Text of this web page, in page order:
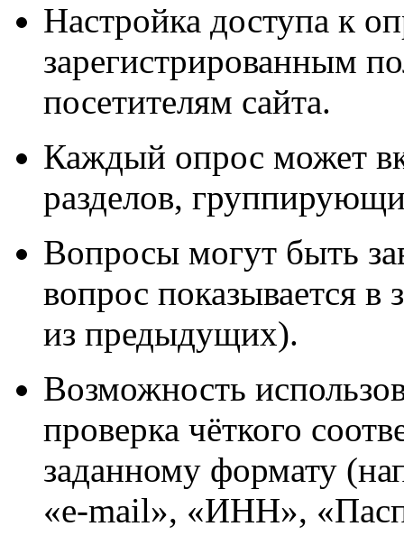
Настройка доступа к
зарегистрированным
посетителям сайта.
Каждый опрос может
разделов,
Вопросы могут быть
вопрос показывается в
из предыдущих).
Возможность
проверка чёткого
заданному формату
«e-mail», «ИНН»,